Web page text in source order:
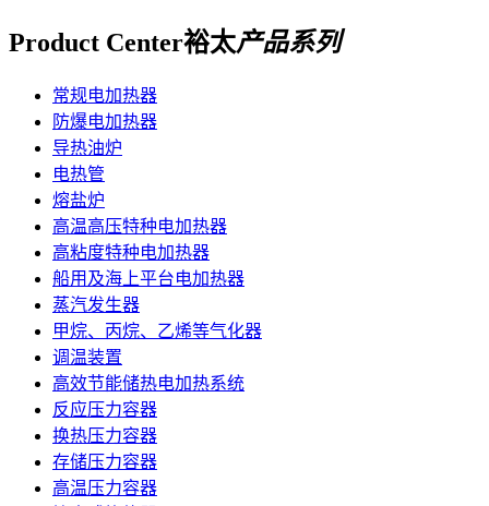
Product Center裕太产品系列
常规电加热器
防爆电加热器
导热油炉
电热管
熔盐炉
高温高压特种电加热器
高粘度特种电加热器
船用及海上平台电加热器
蒸汽发生器
甲烷、丙烷、乙烯等气化器
调温装置
高效节能储热电加热系统
反应压力容器
换热压力容器
存储压力容器
高温压力容器